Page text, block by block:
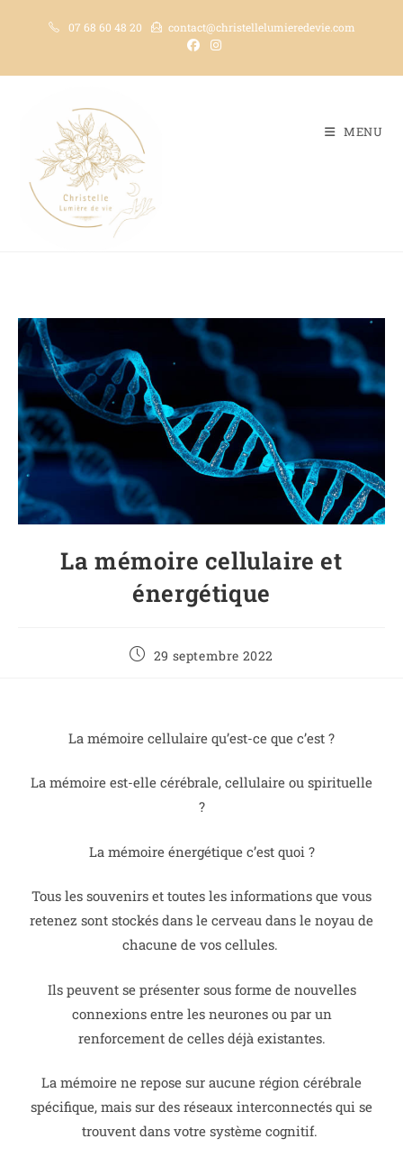
07 68 60 48 20 contact@christellelumieredevie.com
MENU
La mémoire cellulaire et
énergétique
29 septembre 2022
La mémoire cellulaire qu’est-ce que c’est ?
La mémoire est-elle cérébrale, cellulaire ou spirituelle
?
La mémoire énergétique c’est quoi ?
Tous les souvenirs et toutes les informations que vous
retenez sont stockés dans le cerveau dans le noyau de
chacune de vos cellules.
Ils peuvent se présenter sous forme de nouvelles
connexions entre les neurones ou par un
renforcement de celles déjà existantes.
La mémoire ne repose sur aucune région cérébrale
spécifique, mais sur des réseaux interconnectés qui se
trouvent dans votre système cognitif.